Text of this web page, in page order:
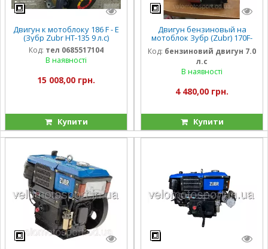
Двигун к мотоблоку 186 F - E
(Зубр Zubr НТ-135 9 л.с)
Код: тел 0685517104
В наявності
15 008,00 грн.
Купити
Двигун бензиновый на
мотоблок Зубр (Zubr) 170F-
1(7 л.с.) шпонка 19 мм 20 мм
Код: бензиновий двигун 7.0
л.с
В наявності
4 480,00 грн.
Купити